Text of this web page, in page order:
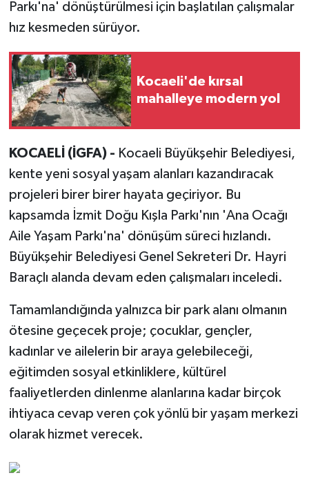
Parkı'na' dönüştürülmesi için başlatılan çalışmalar
hız kesmeden sürüyor.
Kocaeli'de kırsal
mahalleye modern yol
KOCAELİ (İGFA) - Kocaeli Büyükşehir Belediyesi,
kente yeni sosyal yaşam alanları kazandıracak
projeleri birer birer hayata geçiriyor. Bu
kapsamda İzmit Doğu Kışla Parkı'nın 'Ana Ocağı
Aile Yaşam Parkı'na' dönüşüm süreci hızlandı.
Büyükşehir Belediyesi Genel Sekreteri Dr. Hayri
Baraçlı alanda devam eden çalışmaları inceledi.
Tamamlandığında yalnızca bir park alanı olmanın
ötesine geçecek proje; çocuklar, gençler,
kadınlar ve ailelerin bir araya gelebileceği,
eğitimden sosyal etkinliklere, kültürel
faaliyetlerden dinlenme alanlarına kadar birçok
ihtiyaca cevap veren çok yönlü bir yaşam merkezi
olarak hizmet verecek.